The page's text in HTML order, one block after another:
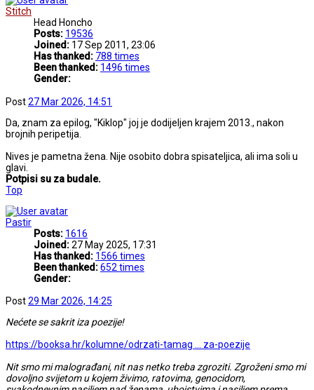
Stitch
Head Honcho
Posts: 19536
Joined: 17 Sep 2011, 23:06
Has thanked: 788 times
Been thanked: 1496 times
Gender:
Post27 Mar 2026, 14:51
Da, znam za epilog, "Kiklop" joj je dodijeljen krajem 2013., nakon
brojnih peripetija.
Nives je pametna žena. Nije osobito dobra spisateljica, ali ima soli u
glavi.
Potpisi su za budale.
Top
Pastir
Posts: 1616
Joined:27 May 2025, 17:31
Has thanked: 1566 times
Been thanked:652 times
Gender:
Post29 Mar 2026, 14:25
Nećete se sakrit iza poezije!
https://booksa.hr/kolumne/odrzati-tamag ... za-poezije
Nit smo mi malograđani, nit nas netko treba zgroziti. Zgroženi smo mi
dovoljno svijetom u kojem živimo, ratovima, genocidom,